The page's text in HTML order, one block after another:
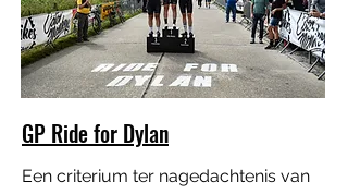
GP Ride for Dylan
Een criterium ter nagedachtenis van